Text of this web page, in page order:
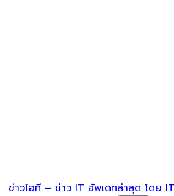
ข่าวไอที – ข่าว IT อัพเดทล่าสุด โดย